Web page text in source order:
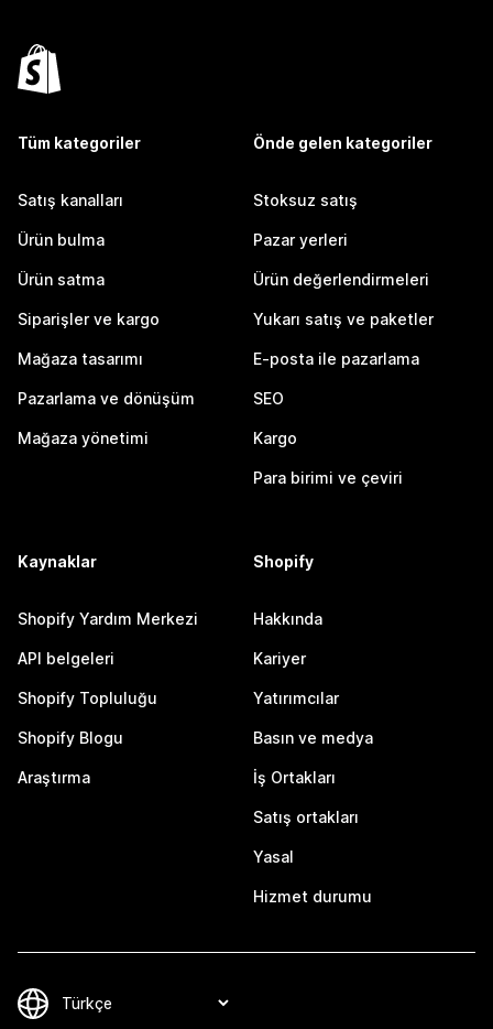
Tüm kategoriler
Satış kanalları
Ürün bulma
Ürün satma
Siparişler ve kargo
Mağaza tasarımı
Pazarlama ve dönüşüm
Mağaza yönetimi
Önde gelen kategoriler
Stoksuz satış
Pazar yerleri
Ürün değerlendirmeleri
Yukarı satış ve paketler
E-posta ile pazarlama
SEO
Kargo
Para birimi ve çeviri
Kaynaklar
Shopify Yardım Merkezi
API belgeleri
Shopify Topluluğu
Shopify Blogu
Araştırma
Shopify
Hakkında
Kariyer
Yatırımcılar
Basın ve medya
İş Ortakları
Satış ortakları
Yasal
Hizmet durumu